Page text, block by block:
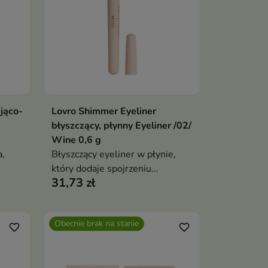
Dodaj do koszyka
Lovro Shimmer Eyeliner
błyszczący, płynny Eyeliner /02/
Wine 0,6 g
Błyszczący eyeliner w płynie,
który dodaje spojrzeniu
świetlistego efektu i pozwala
oka
31,73 zł
favorite_border Obecnie brak na stanie favorite_border